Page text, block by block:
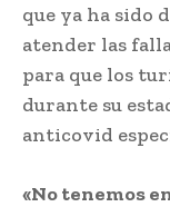
que ya ha sido
atender las
para que los
durante su
anticovid
«No tenemos